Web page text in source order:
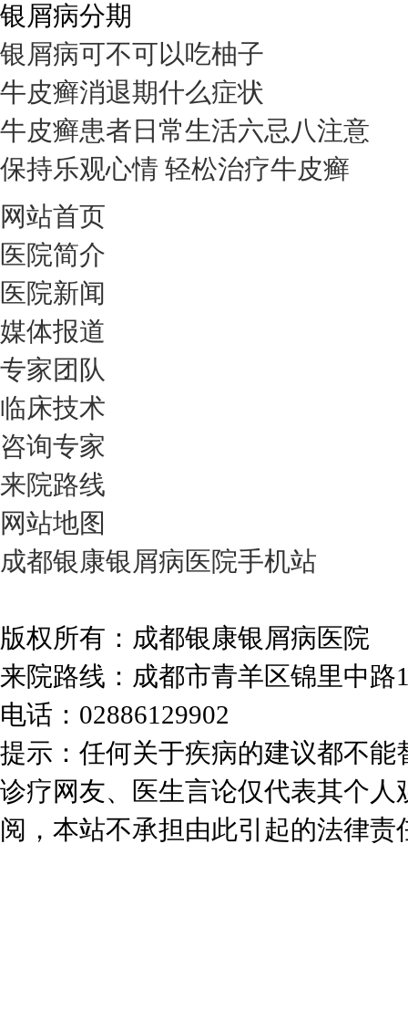
银屑病分期
银屑病可不可以吃柚子
牛皮癣消退期什么症状
牛皮癣患者日常生活六忌八注意
保持乐观心情 轻松治疗牛皮癣
网站首页
医院简介
医院新闻
媒体报道
专家团队
临床技术
咨询专家
来院路线
网站地图
成都银康银屑病医院手机站
版权所有：成都银康银屑病医院
来院路线：成都市青羊区锦里中
电话：02886129902
提示：任何关于疾病的建议都不
诊疗网友、医生言论仅代表其个
阅，本站不承担由此引起的法律责